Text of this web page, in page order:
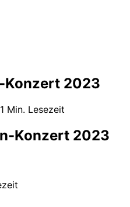
Konzert 2023
1 Min. Lesezeit
Konzert 2023